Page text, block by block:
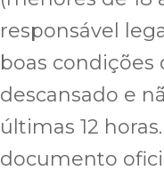
responsável
boas
descansado e
últimas 12
documento